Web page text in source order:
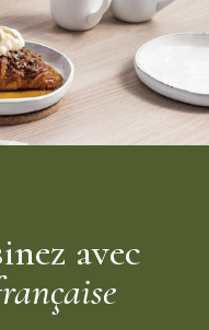
cm (hauteur)
avec